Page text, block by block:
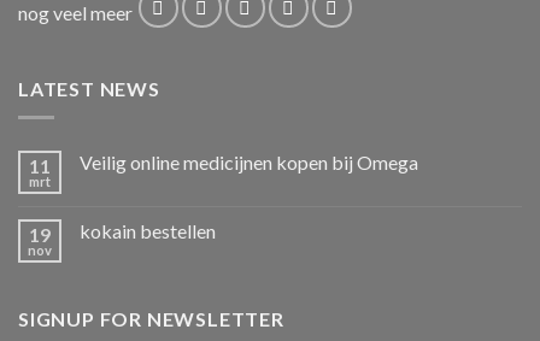
nog veel meer
LATEST NEWS
11
mrt
Veilig online medicijnen kopen bij Omega
19
nov
kokain bestellen
SIGNUP FOR NEWSLETTER